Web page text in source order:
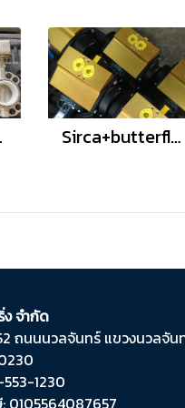
Teflon Sirca+butterfly valve ebro
ง จำกัด
ถนน​นวลจันทร์​ แขวง​นวลจัน
1230